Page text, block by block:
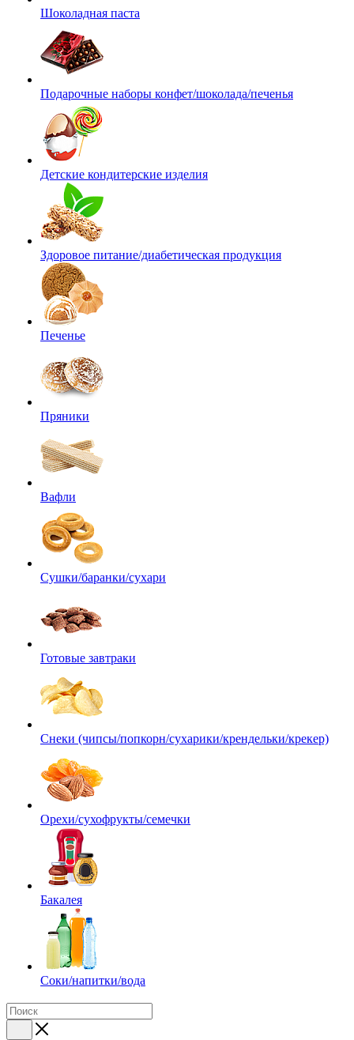
Шоколадная паста
Подарочные наборы конфет/шоколада/печенья
Детские кондитерские изделия
Здоровое питание/диабетическая продукция
Печенье
Пряники
Вафли
Сушки/баранки/сухари
Готовые завтраки
Снеки (чипсы/попкорн/сухарики/крендельки/крекер)
Орехи/сухофрукты/семечки
Бакалея
Соки/напитки/вода